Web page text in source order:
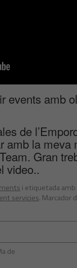
events amb
de
amb la meva
Gran
video..
i etiquetada amb
servicies. Marcador
de